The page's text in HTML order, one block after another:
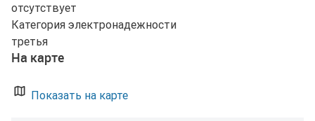
отсутствует
Категория электронадежности
третья
На карте
Показать на карте